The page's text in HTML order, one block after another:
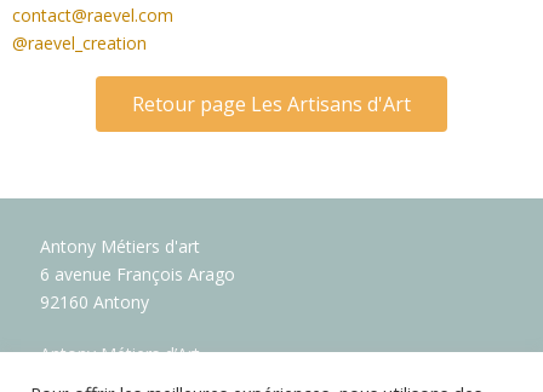
contact@raevel.com
@raevel_creation
Retour page Les Artisans d'Art
Antony Métiers d'art
6 avenue François Arago
92160 Antony
Antony Métiers d’Art
Soutenez la création artisanale française !